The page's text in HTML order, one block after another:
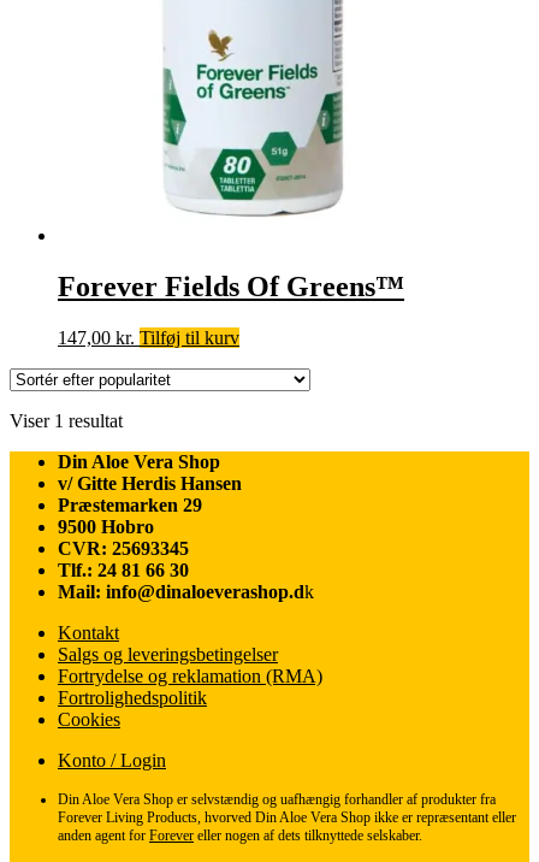
Forever Fields Of Greens™
147,00 kr. Tilføj til kurv
Viser 1 resultat
Din Aloe Vera Shop
v/ Gitte Herdis Hansen
Præstemarken 29
9500 Hobro
CVR: 25693345
Tlf.: 24 81 66 30
Mail: info@dinaloeverashop.dk
Kontakt
Salgs og leveringsbetingelser
Fortrydelse og reklamation (RMA)
Fortrolighedspolitik
Cookies
Konto / Login
Din Aloe Vera Shop er selvstændig og uafhængig forhandler af produkter fra
Forever Living Products, hvorved Din Aloe Vera Shop ikke er repræsentant eller
anden agent for Forever eller nogen af dets tilknyttede selskaber.